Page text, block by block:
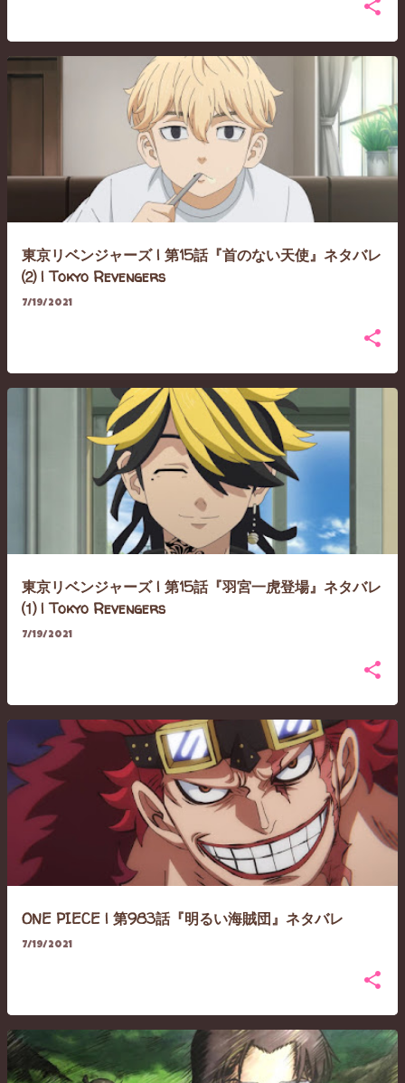
東京リベンジャーズ | 第15話『首のない天使』ネタバレ
⑵ | Tokyo Revengers
7/19/2021
東京リベンジャーズ | 第15話『羽宮一虎登場』ネタバレ
⑴ | Tokyo Revengers
7/19/2021
ONE PIECE | 第983話『明るい海賊団』ネタバレ
7/19/2021